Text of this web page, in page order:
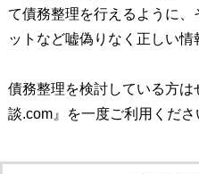
て債務整理を行えるように、
ットなど嘘偽りなく正しい情
債務整理を検討している方
談.com』を一度ご利用くださ